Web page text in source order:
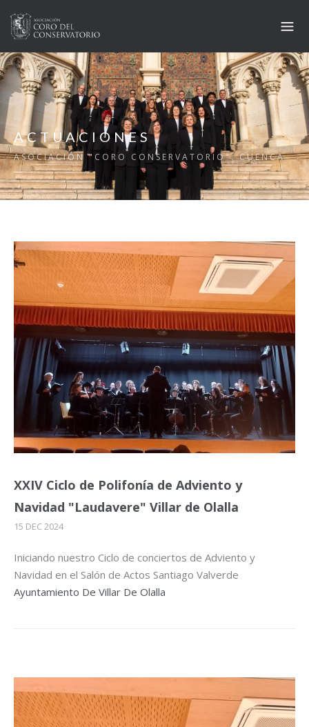
ACTUACIONES
ASOCIACIÓN "CORO CONSERVATORIO". CUENCA
XXIV Ciclo de Polifonía de Adviento y
Navidad "Laudavere" Villar de Olalla
15 DEC 2024
Iniciando nuestro Ciclo de conciertos de Adviento y
Navidad en el Salón de Actos Santiago Valverde
Ayuntamiento De Villar De Olalla
XXIV Ciclo de Polifonía de Adviento y
Navidad "Laudavere" Villar de Olalla